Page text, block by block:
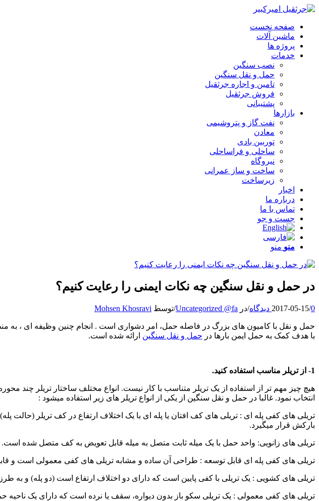
صفحه نخست
ماشین آلات
پروژه ها
خدمات
نصب سنگین
حمل و نقل سنگین
تامین و اجاره جرثقیل
فروش جرثقیل
پشتیبانی
بازارها
نفت گاز و پتروشیمی
معادن
توربین بادی
ساحلی و فراساحلی
نیروگاه
ساخت و ساز عمرانی
زیرساخت
اخبار
درباره ما
تماس با ما
جست و جو
منو منو
در حمل و نقل سنگین چه نکات ایمنی را رعایت کنیم؟
2017-05-15/0 دیدگاه /در Uncategorized @fa
/توسط Mohsen Khosravi
با هدف کمک به حمل ایمن بارها در حمل و نقل سنگین ارائه شده است.
1- از تریلر مناسب استفاده کنید.
هیچ چیز مهم تر از استفاده از یک تریلر متناسب با کار نیست. انواع مختلف ساختار تریلر چند
انتخاب نمود. غالبا در حمل و نقل سنگین از یکی از انواع تریلر های زیر استفاده میشود :
تریلی های کفی پله ای : تریلی های کف افتان یا پله ای با یک اختلاف ارتفاع در کف تریلر
بارکش قرار میگیرد.
تریلی های زانویی: واحد حمل با یک میله ثابت متصل به میله قابل تعویض به کف متصل شده است.
تریلی های کفی پله ای قابل توسعه : طراحی آن ساده و مشابه تریلی های کفی معمولی است و
تریلی های کشویی : یک تریلی با کفی پایین است که دارای دو اختلاف ارتفاع است (دو پله) و به طرز جالبی
تریلی های کفی معمولی : یک تریلی سکو باز بدون دیواره، سقف یا نرده است که دارای یک ناحیه